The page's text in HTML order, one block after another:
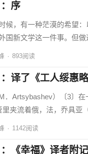
序
，有一种茫漠的希望：
国新文学这一件事。但
· 893阅读
：译了《工人绥惠
Artsybashev）〔3〕在
里夹流着俄，法，乔具亚
· 1142阅读
：《幸福》译者附记